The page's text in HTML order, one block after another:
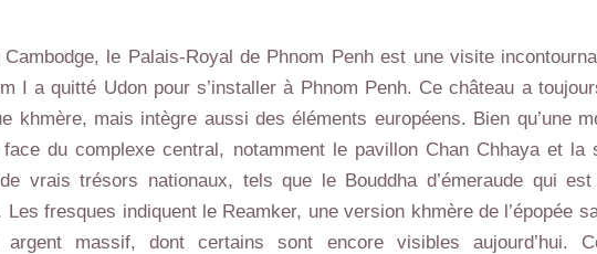
le Palais-Royal de Phnom Penh est une visite
I a quitté Udon pour s’installer à Phnom Penh. Ce château a
khmère, mais intègre aussi des éléments européens. Bien qu’une
du complexe central, notamment le pavillon Chan Chhaya et
vrais trésors nationaux, tels que le Bouddha d’émeraude qui
fresques indiquent le Reamker, une version khmère de l’épopée
massif, dont certains sont encore visibles aujourd’hui.